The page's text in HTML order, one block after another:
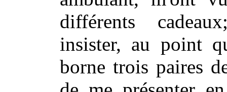
différents
insister, au point
borne trois paires